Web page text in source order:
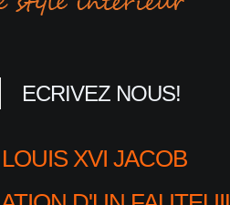
ECRIVEZ NOUS!
XVI JACOB